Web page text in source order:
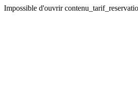
Impossible d'ouvrir